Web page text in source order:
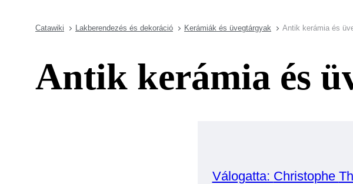
Catawiki Lakberendezés és dekoráció Kerámiák és üvegtárgyak Antik kerámia és
Antik kerámia és
Válogatta: Christophe